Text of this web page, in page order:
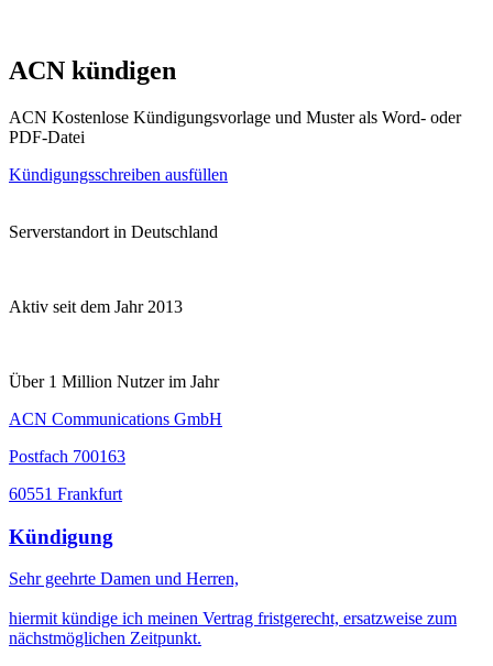
ACN kündigen
ACN Kostenlose Kündigungsvorlage und Muster als Word- oder
PDF-Datei
Kündigungsschreiben ausfüllen
Serverstandort in Deutschland
Aktiv seit dem Jahr 2013
Über 1 Million Nutzer im Jahr
ACN Communications GmbH
Postfach 700163
60551 Frankfurt
Kündigung
Sehr geehrte Damen und Herren,
hiermit kündige ich meinen Vertrag fristgerecht, ersatzweise zum
nächstmöglichen Zeitpunkt.